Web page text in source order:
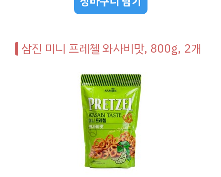
삼진 미니 프레첼 와사비맛, 800g, 2개